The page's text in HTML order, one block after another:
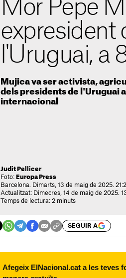
Mor Pepe
expresident
l'Uruguai, a
Mujica va ser activista,
dels presidents de l'Uruguai
internacional
Judit Pellicer
Foto: Europa Press
Barcelona. Dimarts, 13 de maig de 2025.
Actualitzat: Dimecres, 14 de maig de 2025.
Temps de lectura: 2 minuts
SEGUIR A
Afegeix ElNacional.cat a les teves